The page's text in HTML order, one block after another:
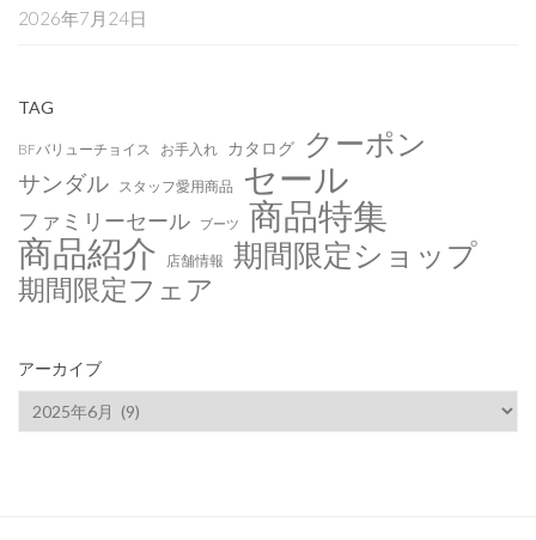
2026年7月24日
TAG
BFバリューチョイス お手入れ カタログ クーポン
サンダル スタッフ愛用商品 セール
ファミリーセール ブーツ 商品特集
商品紹介 店舗情報 期間限定ショップ
期間限定フェア
アーカイブ
ア
ー